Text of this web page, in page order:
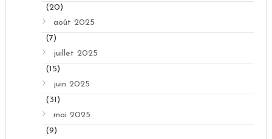
(20)
août 2025
(7)
juillet 2025
(15)
juin 2025
(31)
mai 2025
(9)